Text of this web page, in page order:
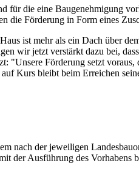
für die eine Baugenehmigung
Förderung in Form eines
ist mehr als ein Dach über
wir jetzt verstärkt dazu bei,
Förderung setzt voraus,
Kurs bleibt beim Erreichen
nach der jeweiligen
der Ausführung des Vorhabens